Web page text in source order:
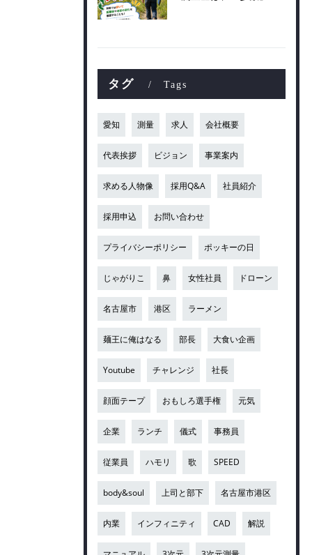
タグ Tags
愛知 測量 求人 会社概要
代表挨拶 ビジョン 事業案内
求める人物像 採用Q&A 社員紹介
採用申込 お問い合わせ
プライバシーポリシー ポッキーの日
じゃがりこ 鼻 女性社員 ドローン
名古屋市 港区 ラーメン
麺王に俺はなる 部長 大食い企画
Youtube チャレンジ 社長
顔面テープ おもしろ選手権 元気
企業 ランチ 儀式 事務員
従業員 ハモリ 歌 SPEED
body&soul 上司と部下 名古屋市港区
内業 インフィニティ CAD 解説